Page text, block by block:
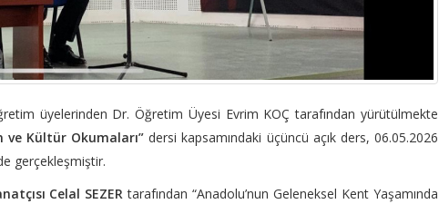
üyelerinden Dr. Öğretim Üyesi Evrim KOÇ tarafından yürütülmekte
ve Kültür Okumaları” dersi kapsamındaki üçüncü açık ders, 06.05.2026
gerçekleşmiştir.
Celal SEZER tarafından “Anadolu’nun Geleneksel Kent Yaşamında